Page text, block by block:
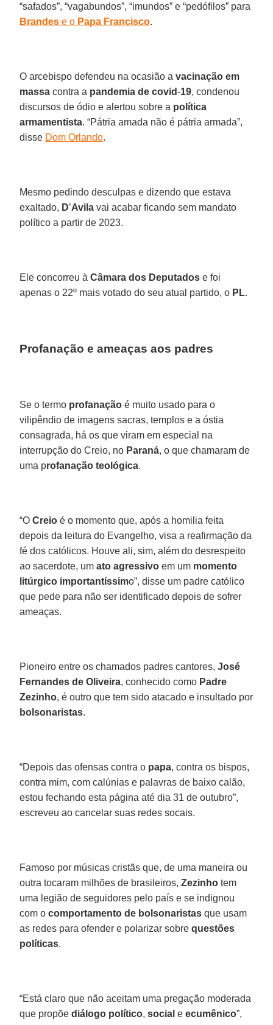
“safados”, “vagabundos”, “imundos” e “pedófilos” para
Brandes e o Papa Francisco.
O arcebispo defendeu na ocasião avacinação em
massa contra a pandemia de covid-19, condenou
discursos de ódio e alertou sobre a política
armamentista. “Pátria amada não é pátria armada”,
disse Dom Orlando.
Mesmo pedindo desculpas e dizendo que estava
exaltado, D’Avila vai acabar ficando sem mandato
político a partir de 2023.
Ele concorreu àCâmara dos Deputados e foi
apenas o 22º mais votado do seu atual partido, o PL.
Profanação e ameaças aos padres
Se o termo profanação é muito usado para o
vilipêndio de imagens sacras, templos e a óstia
consagrada, há os que viram em especial na
interrupção do Creio, no Paraná, o que chamaram de
uma profanação teológica.
“OCreio é o momento que, após a homilia feita
depois da leitura do Evangelho, visa a reafirmação da
fé dos católicos. Houve ali, sim, além do desrespeito
ao sacerdote, umato agressivo em um momento
litúrgico importantíssimo”, disse um padre católico
que pede para não ser identificado depois de sofrer
ameaças.
Pioneiro entre os chamados padres cantores,José
Fernandes de Oliveira, conhecido como Padre
Zezinho, é outro que tem sido atacado e insultado por
bolsonaristas.
“Depois das ofensas contra o papa, contra os bispos,
contra mim, com calúnias e palavras de baixo calão,
estou fechando esta página até dia 31 de outubro”,
escreveu ao cancelar suas redes socais.
Famoso por músicas cristãs que, de uma maneira ou
outra tocaram milhões de brasileiros,Zezinho tem
uma legião de seguidores pelo país e se indignou
com ocomportamento de bolsonaristas que usam
as redes para ofender e polarizar sobrequestões
políticas.
“Está claro que não aceitam uma pregação moderada
que propõediálogo político,social eecumênico”,